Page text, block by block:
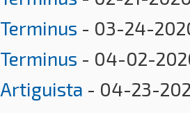
Terminus - 03-24-
Terminus - 04-02-
Artiguista - 04-23-